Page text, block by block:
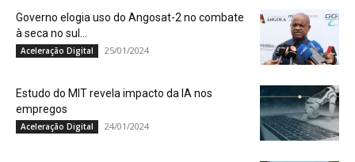
Governo elogia uso do Angosat-2 no combate
à seca no sul...
Aceleração Digital 25/01/2024
Estudo do MIT revela impacto da IA nos
empregos
Aceleração Digital 24/01/2024